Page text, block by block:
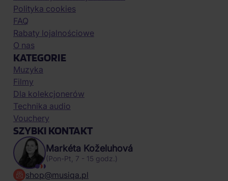
Polityka cookies
FAQ
Rabaty lojalnościowe
O nas
KATEGORIE
Muzyka
Filmy
Dla kolekcjonerów
Technika audio
Vouchery
SZYBKI KONTAKT
Markéta Koželuhová
(Pon-Pt, 7 - 15 godz.)
shop@musiqa.pl